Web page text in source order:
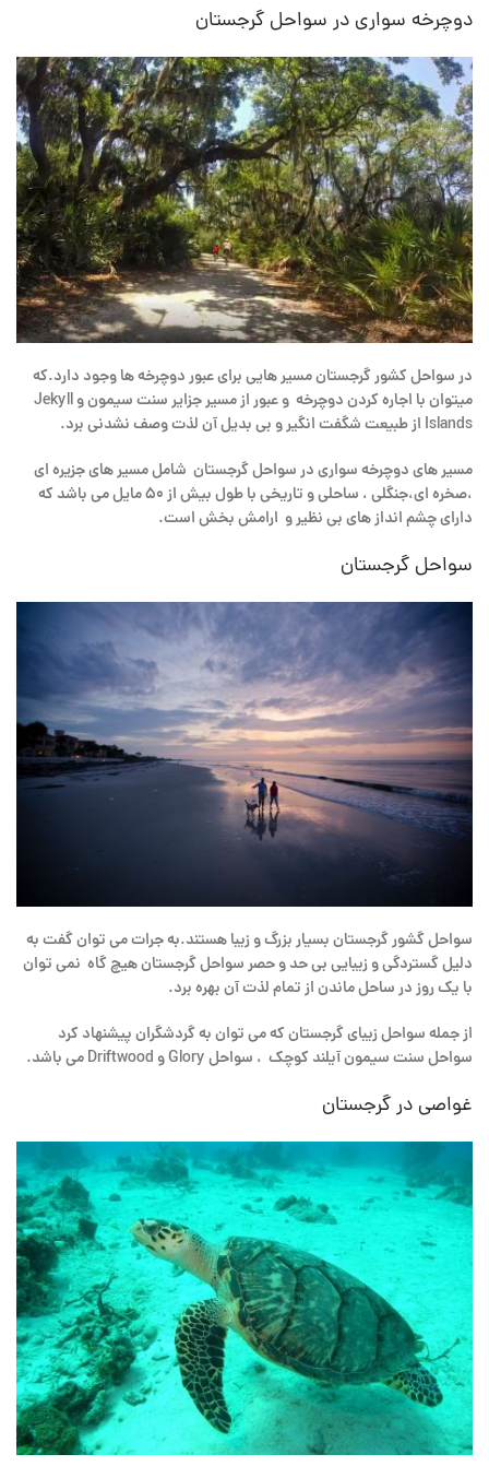
دوچرخه سواری در سواحل گرجستان
در سواحل کشور گرجستان مسیر هایی برای عبور دوچرخه ها وجود دارد.که
میتوان با اجاره کردن دوچرخه و عبور از مسیر جزایر سنت سیمون و Jekyll
Islands از طبیعت شگفت انگیر و بی بدیل آن لذت وصف نشدنی برد.
مسیر های دوچرخه سواری در سواحل گرجستان شامل مسیر های جزیره ای
،صخره ای،جنگلی ، ساحلی و تاریخی با طول بیش از ۵۰ مایل می باشد که
دارای چشم انداز های بی نظیر و ارامش بخش است.
سواحل گرجستان
سواحل گشور گرجستان بسیار بزرگ و زیبا هستند.به جرات می توان گفت به
دلیل گستردگی و زیبایی بی حد و حصر سواحل گرجستان هیچ گاه نمی توان
با یک روز در ساحل ماندن از تمام لذت آن بهره برد.
از جمله سواحل زیبای گرجستان که می توان به گردشگران پیشنهاد کرد
سواحل سنت سیمون آیلند کوچک ، سواحل Glory و Driftwood می باشد.
غواصی در گرجستان